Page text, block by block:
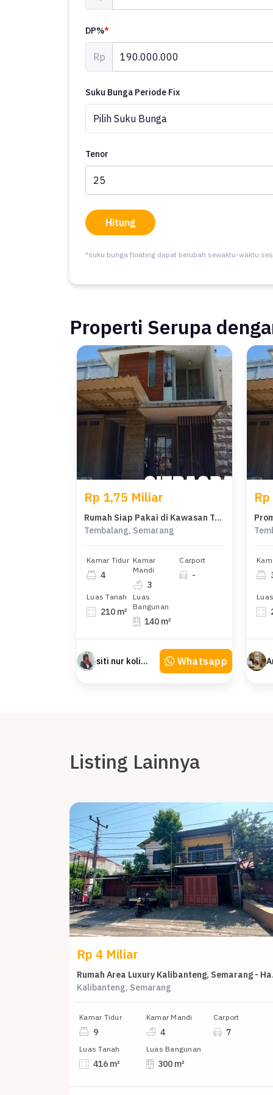
DP%*
Rp
Suku Bunga Periode Fix
Tenor
Hitung
*suku bunga floating dapat berubah sewaktu-waktu
Properti Serupa
Rp 1,75 Miliar
Rumah Siap Pakai di Kawasan Tembalang, Semarang, LT 210m²
Tembalang, Semarang
Kamar Tidur
4
Kamar
Mandi
3
Carport
-
Luas Tanah
210 m²
Luas
Bangunan
140 m²
siti nur kolimah Whatsapp
Listing Lainnya
Rp 4 Miliar
Kalibanteng, Semarang
Kamar Tidur
9
Kamar Mandi
4
Carport
7
Luas Tanah
416 m²
Luas Bangunan
300 m²